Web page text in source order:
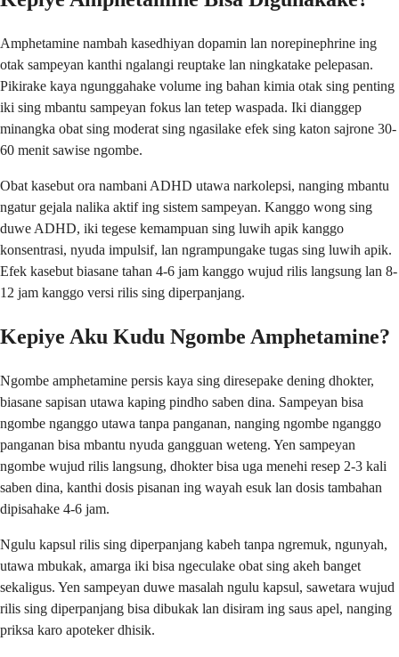
Amphetamine nambah kasedhiyan dopamin lan norepinephrine ing
otak sampeyan kanthi ngalangi reuptake lan ningkatake pelepasan.
Pikirake kaya ngunggahake volume ing bahan kimia otak sing penting
iki sing mbantu sampeyan fokus lan tetep waspada. Iki dianggep
minangka obat sing moderat sing ngasilake efek sing katon sajrone 30-
60 menit sawise ngombe.
Obat kasebut ora nambani ADHD utawa narkolepsi, nanging mbantu
ngatur gejala nalika aktif ing sistem sampeyan. Kanggo wong sing
duwe ADHD, iki tegese kemampuan sing luwih apik kanggo
konsentrasi, nyuda impulsif, lan ngrampungake tugas sing luwih apik.
Efek kasebut biasane tahan 4-6 jam kanggo wujud rilis langsung lan 8-
12 jam kanggo versi rilis sing diperpanjang.
Kepiye Aku Kudu Ngombe Amphetamine?
Ngombe amphetamine persis kaya sing diresepake dening dhokter,
biasane sapisan utawa kaping pindho saben dina. Sampeyan bisa
ngombe nganggo utawa tanpa panganan, nanging ngombe nganggo
panganan bisa mbantu nyuda gangguan weteng. Yen sampeyan
ngombe wujud rilis langsung, dhokter bisa uga menehi resep 2-3 kali
saben dina, kanthi dosis pisanan ing wayah esuk lan dosis tambahan
dipisahake 4-6 jam.
Ngulu kapsul rilis sing diperpanjang kabeh tanpa ngremuk, ngunyah,
utawa mbukak, amarga iki bisa ngeculake obat sing akeh banget
sekaligus. Yen sampeyan duwe masalah ngulu kapsul, sawetara wujud
rilis sing diperpanjang bisa dibukak lan disiram ing saus apel, nanging
priksa karo apoteker dhisik.